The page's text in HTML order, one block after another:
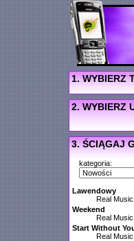
1. WYBIERZ
2. WYBIERZ
3. ŚCIĄGAJ
kategoria:
Lawendowy
Real Music
Weekend
Real Music
Start Without
Real Music